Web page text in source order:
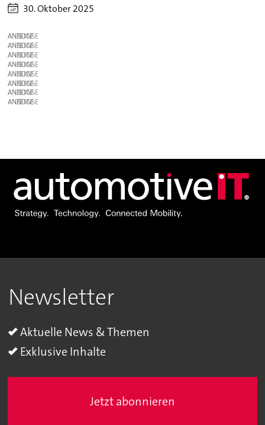
30. Oktober 2025
ANZEIGE
ANZEIGE
ANZEIGE
ANZEIGE
ANZEIGE
ANZEIGE
ANZEIGE
ANZEIGE
Newsletter
Aktuelle News & Themen
Exklusive Inhalte
Jetzt abonnieren